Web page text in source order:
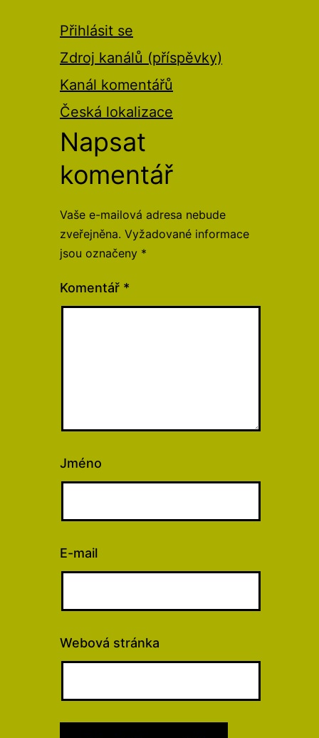
Přihlásit se
Zdroj kanálů (příspěvky)
Kanál komentářů
Česká lokalizace
Napsat
komentář
Vaše e-mailová adresa nebude
zveřejněna. Vyžadované informace
jsou označeny *
Komentář *
Jméno
E-mail
Webová stránka